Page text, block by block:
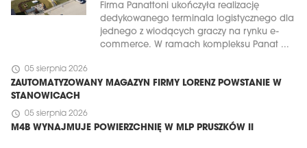
Firma Panattoni ukończyła realizację
dedykowanego terminala logistycznego dla
jednego z wiodących graczy na rynku e-
commerce. W ramach kompleksu Panat ...
schedule 05 sierpnia 2026
ZAUTOMATYZOWANY MAGAZYN FIRMY LORENZ POWSTANIE W
STANOWICACH
schedule 05 sierpnia 2026
M4B WYNAJMUJE POWIERZCHNIĘ W MLP PRUSZKÓW II